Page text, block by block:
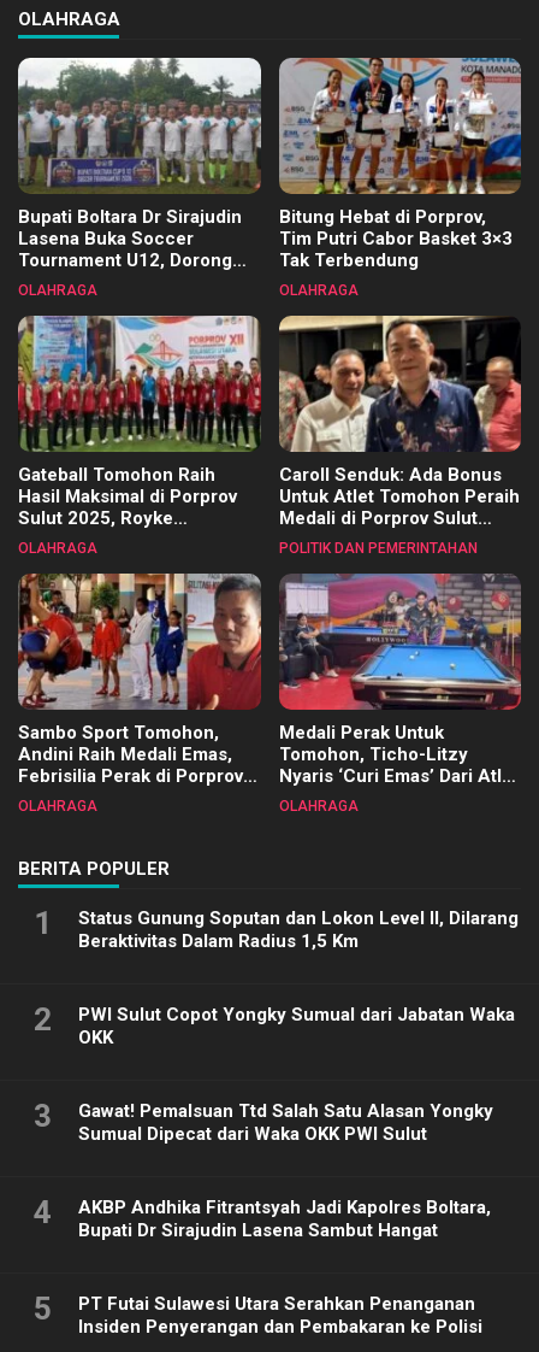
OLAHRAGA
Bupati Boltara Dr Sirajudin
Lasena Buka Soccer
Tournament U12, Dorong
Pembinaan Merata di Setiap
OLAHRAGA
Bitung Hebat di Porprov,
Tim Putri Cabor Basket 3×3
Tak Terbendung
OLAHRAGA
Gateball Tomohon Raih
Hasil Maksimal di Porprov
Sulut 2025, Royke
Tangkawarouw Ucapkan
OLAHRAGA
Caroll Senduk: Ada Bonus
Untuk Atlet Tomohon Peraih
Medali di Porprov Sulut
2025
POLITIK DAN PEMERINTAHAN
Sambo Sport Tomohon,
Andini Raih Medali Emas,
Febrisilia Perak di Porprov
Sulut 2025
OLAHRAGA
Medali Perak Untuk
Tomohon, Ticho-Litzy
Nyaris ‘Curi Emas’ Dari Atlet
Biliar PON di Porprov Sulut
OLAHRAGA
BERITA POPULER
1
Status Gunung Soputan dan Lokon Level II, Dilarang
Beraktivitas Dalam Radius 1,5 Km
2
PWI Sulut Copot Yongky Sumual dari Jabatan Waka
OKK
3
Gawat! Pemalsuan Ttd Salah Satu Alasan Yongky
Sumual Dipecat dari Waka OKK PWI Sulut
4
AKBP Andhika Fitrantsyah Jadi Kapolres Boltara,
Bupati Dr Sirajudin Lasena Sambut Hangat
5
PT Futai Sulawesi Utara Serahkan Penanganan
Insiden Penyerangan dan Pembakaran ke Polisi